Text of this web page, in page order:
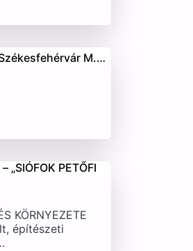
M.…
„SIÓFOK PETŐFI
KÖRNYEZETE
építészeti